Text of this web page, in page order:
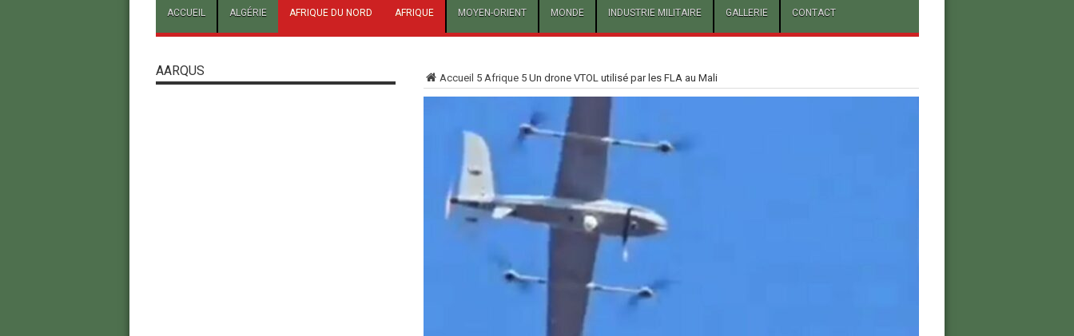
ACCUEIL ALGÉRIE AFRIQUE DU NORD AFRIQUE MOYEN-ORIENT MONDE INDUSTRIE MILITAIRE GALLERIE CONTACT
Accueil 5 Afrique5 Un drone VTOL utilisé par les FLA au Mali
AARQUS